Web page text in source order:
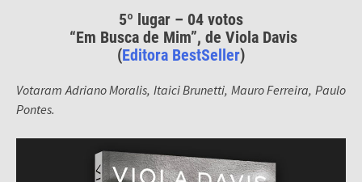
5º lugar – 04 votos
“Em Busca de Mim”, de Viola Davis
(Editora BestSeller)
Votaram Adriano Moralis, Itaici Brunetti, Mauro Ferreira, Paulo
Pontes.